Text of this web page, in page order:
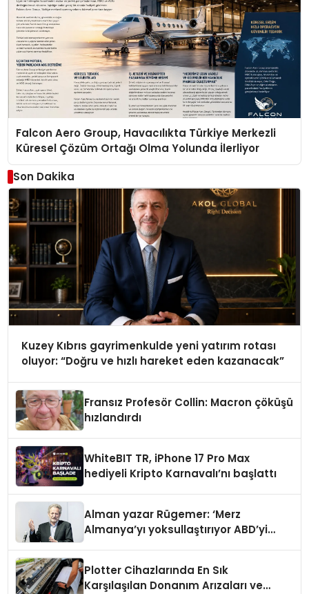
Falcon Aero Group, Havacılıkta Türkiye Merkezli
Küresel Çözüm Ortağı Olma Yolunda İlerliyor
Son Dakika
Kuzey Kıbrıs gayrimenkulde yeni yatırım rotası
oluyor: “Doğru ve hızlı hareket eden kazanacak”
Fransız Profesör Collin: Macron çöküşü
hızlandırdı
WhiteBIT TR, iPhone 17 Pro Max
hediyeli Kripto Karnavalı’nı başlattı
Alman yazar Rügemer: ‘Merz
Almanya’yı yoksullaştırıyor ABD’yi
Plotter Cihazlarında En Sık
Karşılaşılan Donanım Arızaları ve